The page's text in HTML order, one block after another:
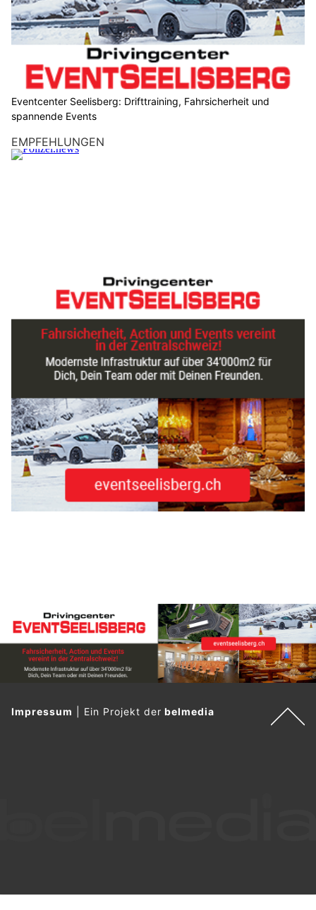
Eventcenter Seelisberg: Drifttraining, Fahrsicherheit und
spannende Events
EMPFEHLUNGEN
Impressum Ein Projekt derbelmedia